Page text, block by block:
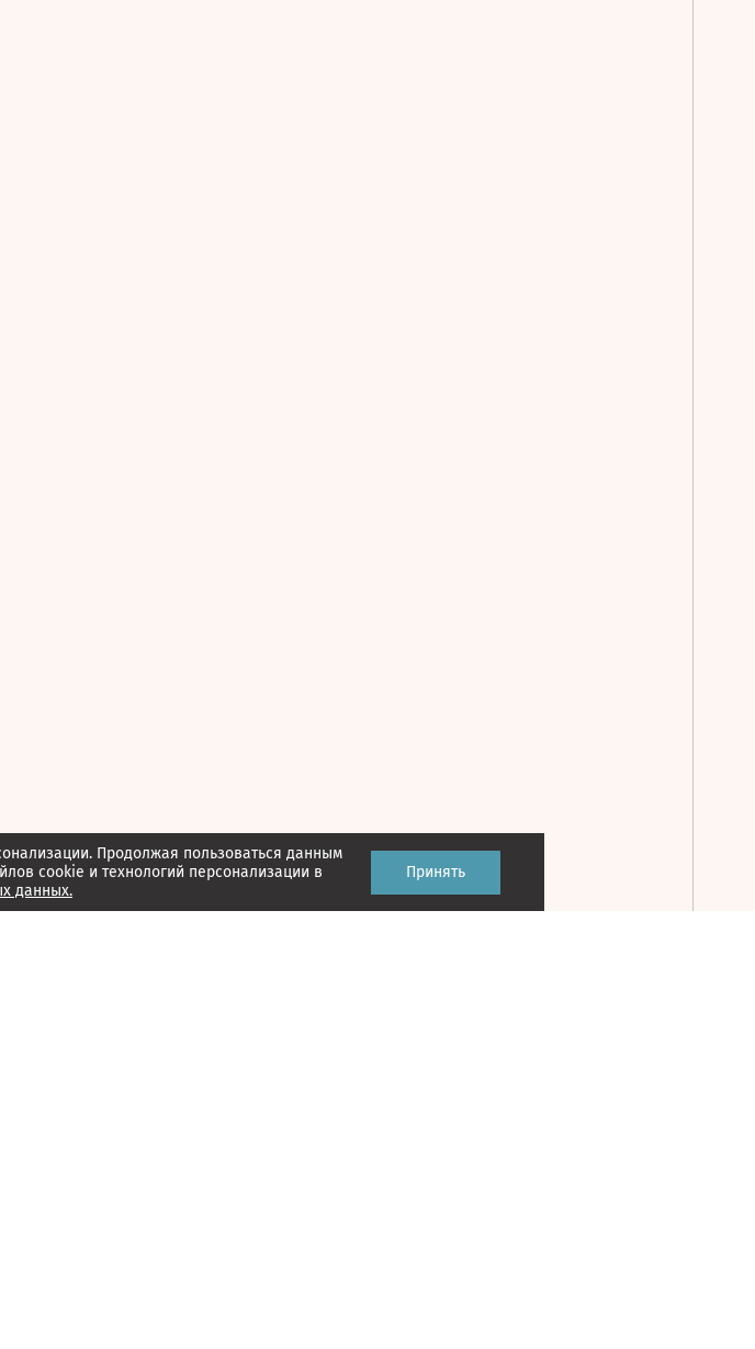
Продолжая пользоваться данным
cookie и технологий персонализации в
данных.
Принять